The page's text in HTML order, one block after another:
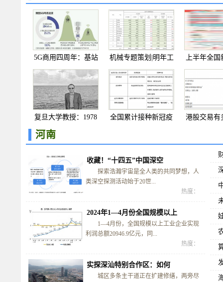
5G商用四周年：基站
机械专题策划|明年工
上半年全
复旦大学教授：1978
全国累计接种新冠疫
港股交易有
河南
收藏！“十四五”中国深空
探索浩瀚宇宙是全人类的共同梦想，人
类深空探测活动始于20世...
热度：
2024年1—4月份全国规模以上
1—4月份，全国规模以上工业企业实现
利润总额20946.9亿元，同...
热度：
实探深汕特别合作区：如何
城区多条主干道正在扩建修缮，两旁尽